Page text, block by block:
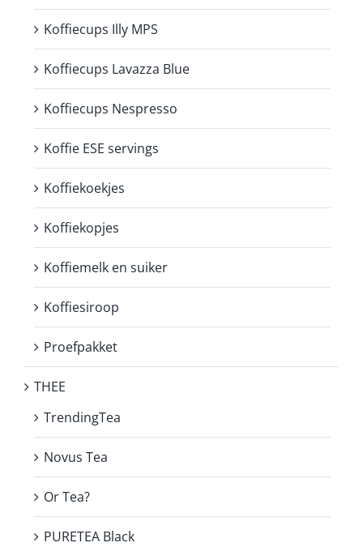
Koffiecups Illy MPS
Koffiecups Lavazza Blue
Koffiecups Nespresso
Koffie ESE servings
Koffiekoekjes
Koffiekopjes
Koffiemelk en suiker
Koffiesiroop
Proefpakket
THEE
TrendingTea
Novus Tea
Or Tea?
PURETEA Black